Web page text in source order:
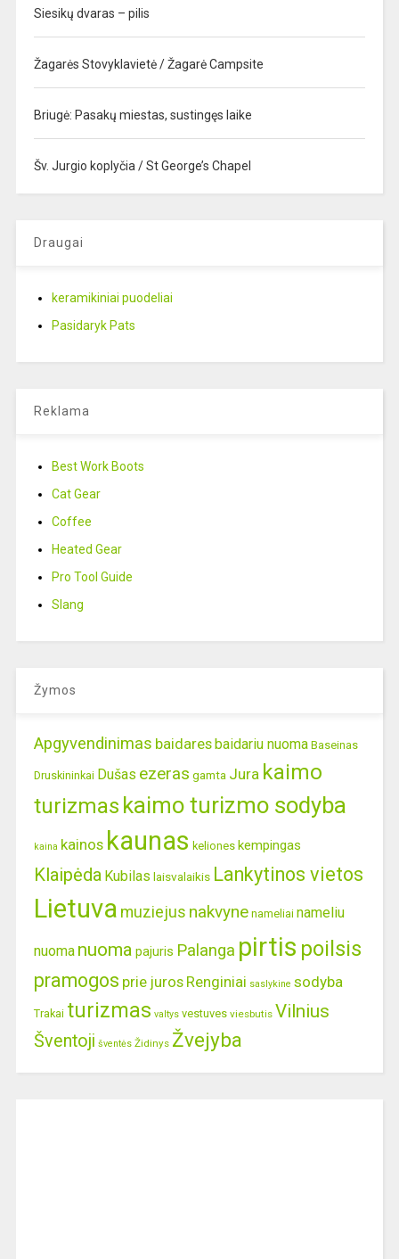
Siesikų dvaras – pilis
Žagarės Stovyklavietė / Žagarė Campsite
Briugė: Pasakų miestas, sustingęs laike
Šv. Jurgio koplyčia / St George’s Chapel
Draugai
keramikiniai puodeliai
Pasidaryk Pats
Reklama
Best Work Boots
Cat Gear
Coffee
Heated Gear
Pro Tool Guide
Slang
Žymos
Apgyvendinimas baidaresbaidariu nuoma Baseinas
Druskininkai Dušas ezeras gamta Jura kaimo
turizmas kaimo turizmo sodyba
kaina kainos kaunas keliones kempingas
Klaipėda Kubilas laisvalaikis Lankytinos vietos
Lietuva muziejus nakvyne nameliai nameliu
nuoma nuoma pajuris Palanga pirtis poilsis
pramogos prie juros Renginiai saslykine sodyba
Trakai turizmas valtys vestuves viesbutis Vilnius
Šventoji šventės Židinys Žvejyba